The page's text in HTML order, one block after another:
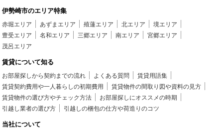
伊勢崎市のエリア特集
赤堀エリア あずまエリア 殖蓮エリア 北エリア
境エリア
豊受エリア
名和エリア 三郷エリア 南エリア
宮郷エリア
茂呂エリア
賃貸について知る
お部屋探しから契約までの流れ よくある質問
賃貸用語集
賃貸契約費用や一人暮らしの初期費用
賃貸物件の間取り図や資料の見方
賃貸物件の選び方やチェック方法
お部屋探しにオススメの時期
引越し業者の選び方
引越しの梱包の仕方や荷造りのコツ
当社について